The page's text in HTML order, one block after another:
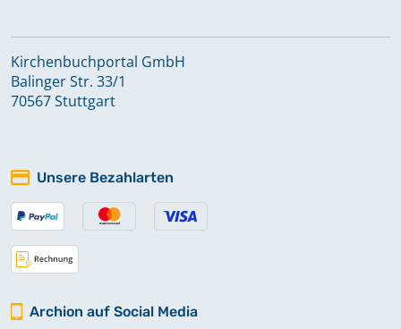
Kirchenbuchportal GmbH
Balinger Str. 33/1
70567 Stuttgart
Unsere Bezahlarten
Archion auf Social Media